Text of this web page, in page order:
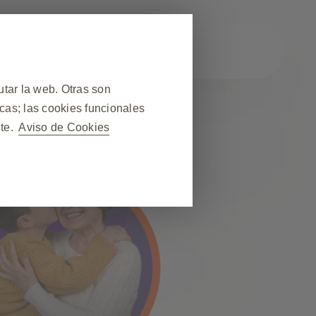
la web. Otras son
las cookies funcionales
Aviso de Cookies
una visita al sitio web,
algunas cookies se
como configurar sus
para que bloquee o le avise
información de